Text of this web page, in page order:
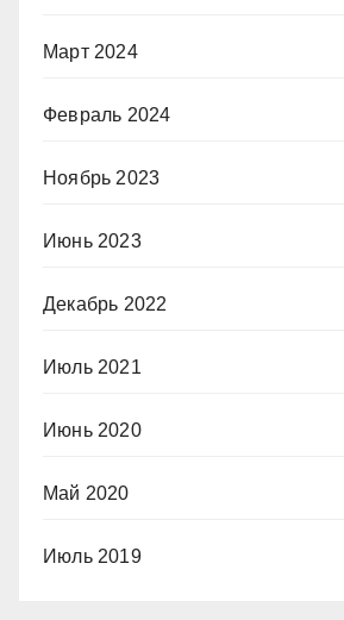
Март 2024
Февраль 2024
Ноябрь 2023
Июнь 2023
Декабрь 2022
Июль 2021
Июнь 2020
Май 2020
Июль 2019